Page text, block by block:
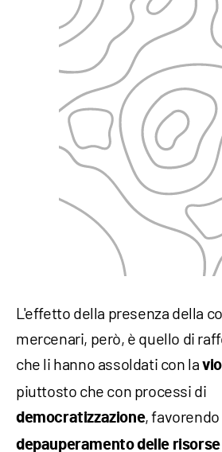
L'effetto della presenza della
mercenari, però, è quello di
che li hanno assoldati con la
piuttosto che con processi di
democratizzazione,
depauperamentodelle risorse